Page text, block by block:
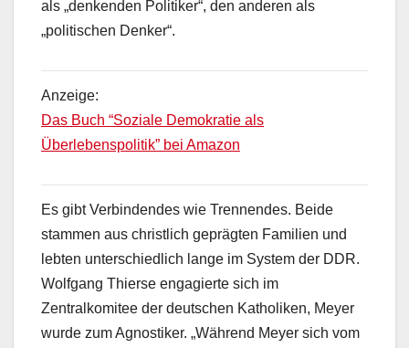
als „denkenden Politiker“, den anderen als
„politischen Denker“.
Anzeige:
Das Buch “Soziale Demokratie als
Überlebenspolitik” bei Amazon
Es gibt Verbindendes wie Trennendes. Beide
stammen aus christlich geprägten Familien und
lebten unterschiedlich lange im System der DDR.
Wolfgang Thierse engagierte sich im
Zentralkomitee der deutschen Katholiken, Meyer
wurde zum Agnostiker. „Während Meyer sich vom